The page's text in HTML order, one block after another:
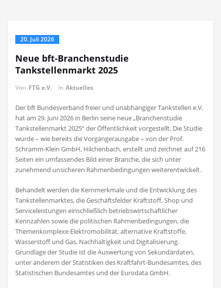
20. Juli 2026
Neue bft-Branchenstudie
Tankstellenmarkt 2025
Von FTG e.V. in Aktuelles
Der bft Bundesverband freier und unabhängiger Tankstellen e.V.
hat am 29. Juni 2026 in Berlin seine neue „Branchenstudie
Tankstellenmarkt 2025“ der Öffentlichkeit vorgestellt. Die Studie
wurde – wie bereits die Vorgängerausgabe – von der Prof.
Schramm-Klein GmbH, Hilchenbach, erstellt und zeichnet auf 216
Seiten ein umfassendes Bild einer Branche, die sich unter
zunehmend unsicheren Rahmenbedingungen weiterentwickelt.
Behandelt werden die Kernmerkmale und die Entwicklung des
Tankstellenmarktes, die Geschäftsfelder Kraftstoff, Shop und
Serviceleistungen einschließlich betriebswirtschaftlicher
Kennzahlen sowie die politischen Rahmenbedingungen, die
Themenkomplexe Elektromobilität, alternative Kraftstoffe,
Wasserstoff und Gas, Nachhaltigkeit und Digitalisierung.
Grundlage der Studie ist die Auswertung von Sekundärdaten,
unter anderem der Statistiken des Kraftfahrt-Bundesamtes, des
Statistischen Bundesamtes und der Eurodata GmbH.